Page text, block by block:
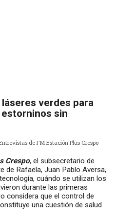
verdes para
sin
de FM Estación Plus Crespo
Crespo, el subsecretario de
de Rafaela, Juan Pablo Aversa,
cuándo se utilizan los
durante las primeras
considera que el control de
una cuestión de salud